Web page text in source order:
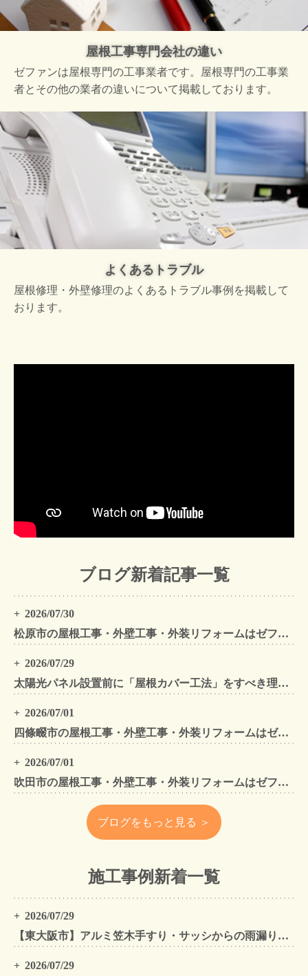
屋根工事専門会社の違い
ゼファンは屋根専門の工事業者です。屋根専門の工事業
者とその他の業者の違いについて掲載しております。
よくあるトラブル
屋根修理・外壁修理のよくあるトラブル事例を掲載して
おります。
ブログ新着記事一覧
2026/07/30
松原市の屋根工事・外壁工事・外装リフォームはゼファン！松原市内の工事事例もご紹介
2026/07/29
太陽光パネル設置前に「屋根カバー工法」をすべき理由！葺き替えとの違いや費用・雨漏り対策をプロが解説
2026/07/01
四條畷市の屋根工事・外壁工事・外装リフォームはゼファン！四條畷内の工事事例もご紹介
2026/07/01
吹田市の屋根工事・外壁工事・外装リフォームはゼファン！吹田市内の工事事例もご紹介
ブログをもっと見る ＞
施工事例新着一覧
2026/07/29
【東大阪市】アルミ笠木手すり・サッシからの雨漏りを解消｜外壁金属サイディングカバー工法
2026/07/29